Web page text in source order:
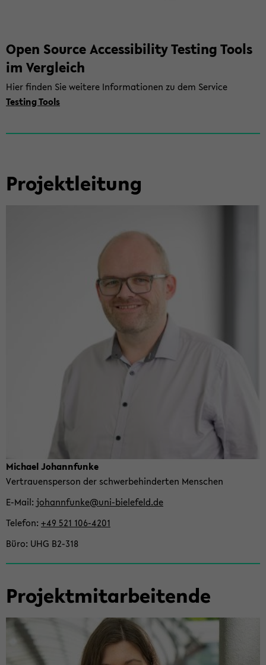
Open Source Ac­ces­si­bi­li­ty Tes­ting Tools
im Ver­gleich
Hier fin­den Sie wei­te­re In­for­ma­tio­nen zu dem Ser­vice
Tes­ting Tools
Pro­jekt­lei­tung
Mi­cha­el Jo­hannfun­ke
Ver­trau­ens­per­son der schwer­be­hin­der­ten Men­schen
E-​Mail jo­hannfun­ke@uni-​bielefeld.de
Te­le­fon +49 521 106-​4201
Büro UHG B2-​318
Pro­jekt­mit­ar­bei­ten­de